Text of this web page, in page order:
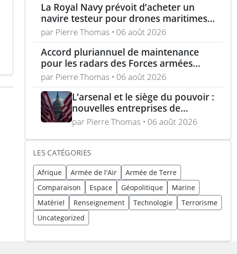
La Royal Navy prévoit d’acheter un
navire testeur pour drones maritimes
polyvalents
par Pierre Thomas • 06 août 2026
Accord pluriannuel de maintenance
pour les radars des Forces armées
polonaises
par Pierre Thomas • 06 août 2026
L’arsenal et le siège du pouvoir :
nouvelles entreprises de
défense, capital-risque et
politique industrielle des États
par Pierre Thomas • 06 août 2026
LES CATÉGORIES
Afrique Armée de l'Air
Armée de Terre
Comparaison
Espace Géopolitique
Marine
Matériel
Renseignement Technologie
Terrorisme
Uncategorized